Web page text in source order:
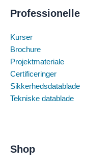
Professionelle
Kurser
Brochure
Projektmateriale
Certificeringer
Sikkerhedsdatablade
Tekniske datablade
Shop